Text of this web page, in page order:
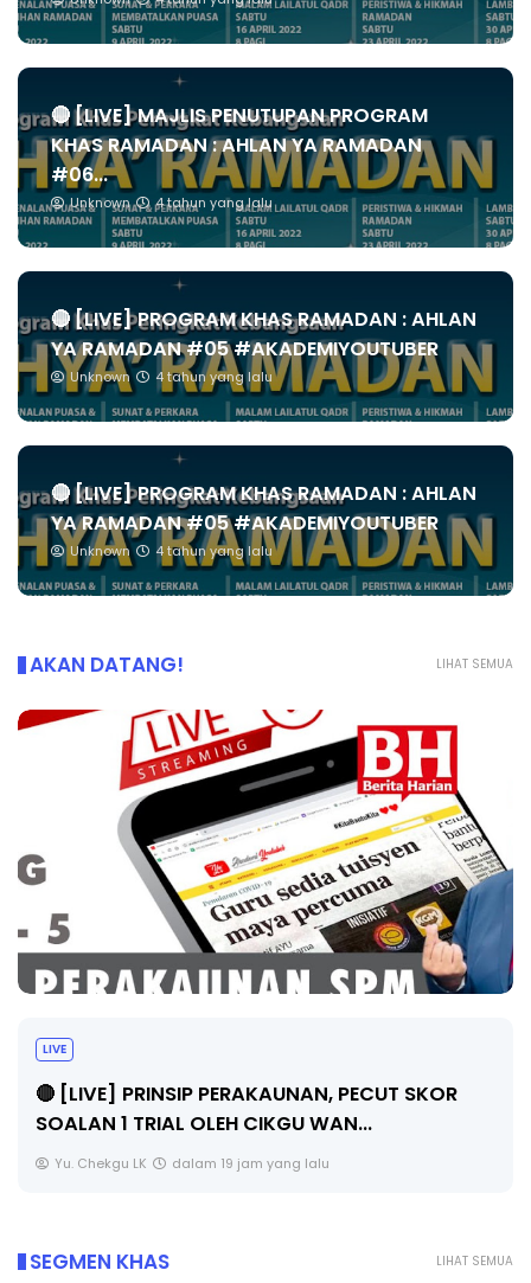
🔴 [LIVE] MAJLIS PENUTUPAN PROGRAM
KHAS RAMADAN : AHLAN YA RAMADAN
#06...
Unknown 4 tahun yang lalu
🔴 [LIVE] PROGRAM KHAS RAMADAN : AHLAN
YA RAMADAN #05 #AKADEMIYOUTUBER
Unknown 4 tahun yang lalu
🔴 [LIVE] PROGRAM KHAS RAMADAN : AHLAN
YA RAMADAN #05 #AKADEMIYOUTUBER
Unknown 4 tahun yang lalu
LIHAT SEMUA
AKAN DATANG!
LIVE
🔴 [LIVE] PRINSIP PERAKAUNAN, PECUT SKOR
SOALAN 1 TRIAL OLEH CIKGU WAN...
Yu. Chekgu LK dalam 19 jam yang lalu
LIHAT SEMUA
SEGMEN KHAS